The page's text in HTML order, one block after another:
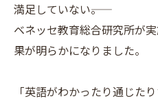
満足していない――。
ベネッセ教育総合研究所が
果が明らかになりました。
「英語がわかったり通じた